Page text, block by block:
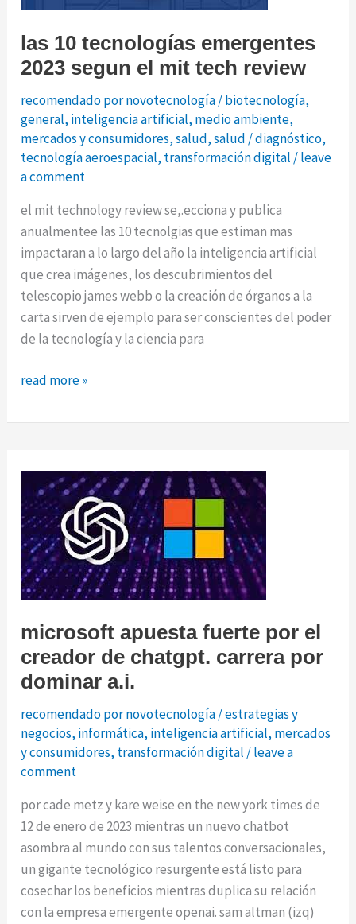
las 10 tecnologías emergentes
2023 segun el mit tech review
recomendado por novotecnología/biotecnología,
general, inteligencia artificial, medio ambiente,
mercados y consumidores,salud,salud / diagnóstico,
tecnología aeroespacial, transformación digital /leave
a comment
el mit technology review se,.ecciona y publica
anualmentee las 10 tecnolgias que estiman mas
impactaran a lo largo del año la inteligencia artificial
que crea imágenes, los descubrimientos del
telescopio james webb o la creación de órganos a la
carta sirven de ejemplo para ser conscientes del poder
de la tecnología y la ciencia para
las
tecnologías
segun
el
mit
tech
review
read more »
microsoft apuesta fuerte por el
creador de chatgpt. carrera por
dominar a.i.
recomendado por novotecnología/estrategias y
negocios, informática, inteligencia artificial, mercados
y consumidores, transformación digital /leave a
comment
por cade metz y kare weise en the new york times de
12 de enero de 2023 mientras un nuevo chatbot
asombra al mundo con sus talentos conversacionales,
un gigante tecnológico resurgente está listo para
cosechar los beneficios mientras duplica su relación
con la empresa emergente openai. sam altman (izq)